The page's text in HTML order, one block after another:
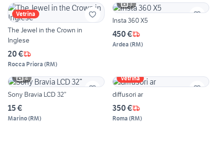
Vetrina
The Jewel in the Crown in
Inglese
20 €
Rocca Priora (RM)
3
Insta 360 X5
450 €
Ardea (RM)
4
Sony Bravia LCD 32”
15 €
Marino(RM)
Vetrina
diffusori ar
350 €
Roma (RM)